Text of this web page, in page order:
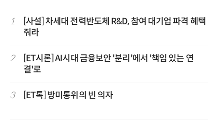
1
[사설] 차세대 전력반도체 R&D, 참여 대기업 파격 혜택
줘라
2
[ET시론] AI시대 금융보안 '분리'에서 '책임 있는 연
결'로
3 [ET톡] 방미통위의 빈 의자